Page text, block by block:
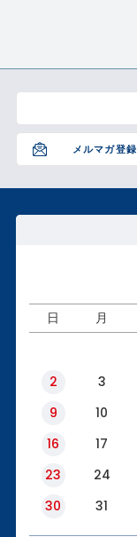
メルマガ登録
日 月
2
3
9
10
16
17
23
24
30
31